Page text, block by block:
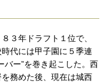
３年ドラフト１位で、
代には甲子園に５季連
バー”を巻き起こした。西
務めた後、現在は城西